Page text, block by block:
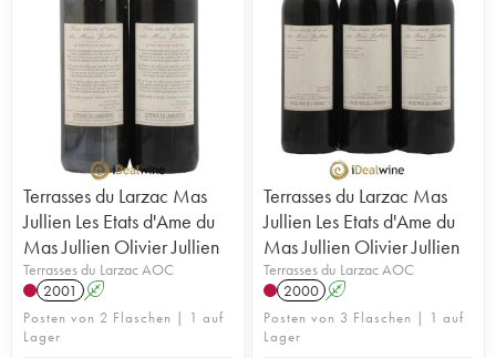
Terrasses du Larzac Mas
Jullien Les Etats d'Ame du
Mas Jullien Olivier Jullien
Terrasses du Larzac AOC
2001
A
Posten von 2 Flaschen | 1 auf
Lager
Terrasses du Larzac Mas
Jullien Les Etats d'Ame du
Mas Jullien Olivier Jullien
Terrasses du Larzac AOC
2000 A
Posten von 3 Flaschen | 1 auf
Lager